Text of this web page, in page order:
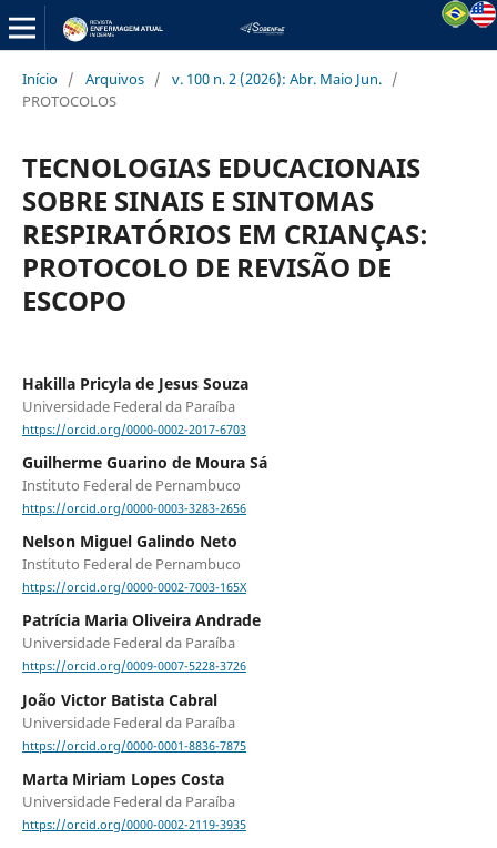
Início / Arquivos / v. 100 n. 2 (2026): Abr. Maio Jun. /
PROTOCOLOS
TECNOLOGIAS EDUCACIONAIS
SOBRE SINAIS E SINTOMAS
RESPIRATÓRIOS EM CRIANÇAS:
PROTOCOLO DE REVISÃO DE
ESCOPO
Hakilla Pricyla de Jesus Souza
Universidade Federal da Paraíba
https://orcid.org/0000-0002-2017-6703
Guilherme Guarino de Moura Sá
Instituto Federal de Pernambuco
https://orcid.org/0000-0003-3283-2656
Nelson Miguel Galindo Neto
Instituto Federal de Pernambuco
https://orcid.org/0000-0002-7003-165X
Patrícia Maria Oliveira Andrade
Universidade Federal da Paraíba
https://orcid.org/0009-0007-5228-3726
João Victor Batista Cabral
Universidade Federal da Paraíba
https://orcid.org/0000-0001-8836-7875
Marta Miriam Lopes Costa
Universidade Federal da Paraíba
https://orcid.org/0000-0002-2119-3935